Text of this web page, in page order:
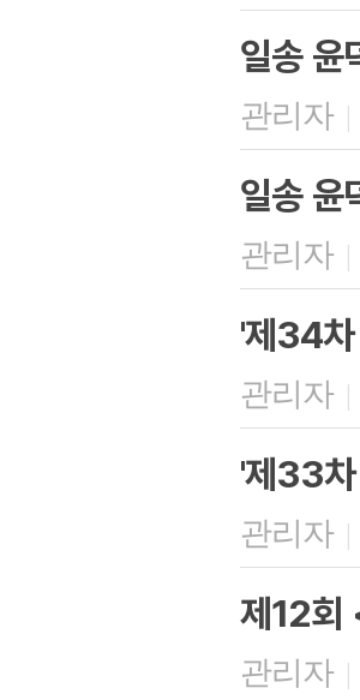
일송 윤
관리자 |
일송 윤
관리자 |
'제34차
관리자 |
'제33차
관리자 |
제12회
관리자 |